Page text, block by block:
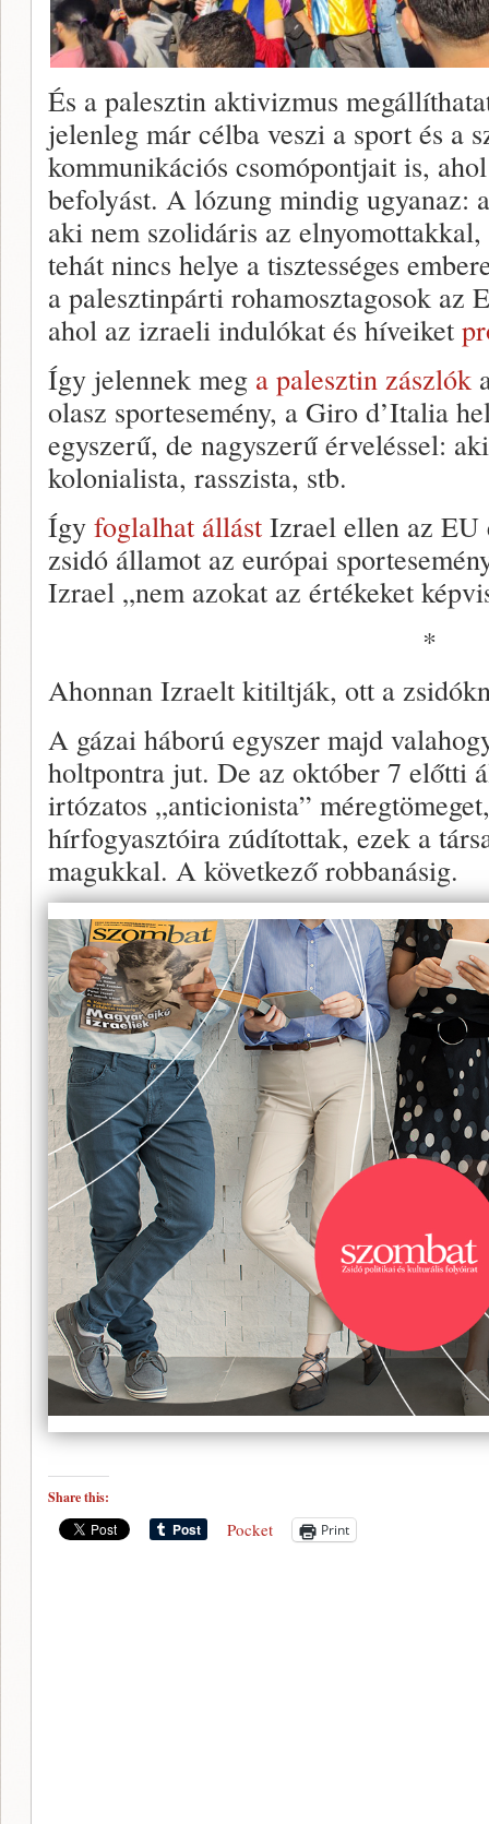
És a palesztin aktivizmus
jelenleg már célba veszi a sport és a
kommunikációs csomópontjait is,
befolyást. A lózung mindig ugyanaz:
aki nem szolidáris az
tehát nincs helye a tisztességes
a palesztinpárti rohamosztagosok az
ahol az izraeli indulókat és híveiket
Így jelennek meg a palesztin zászlók
olasz sportesemény, a Giro d’Italia
egyszerű, de nagyszerű érveléssel:
kolonialista, rasszista, stb.
Így foglalhat állást Izrael ellen az
zsidó államot az európai
Izrael „nem azokat az értékeket
*
Ahonnan Izraelt kitiltják, ott a
A gázai háború egyszer majd
holtpontra jut. De az október 7 előtti
irtózatos „anticionista”
hírfogyasztóira zúdítottak, ezek a
magukkal. A következő robbanásig.
Share this:
Pocket Print